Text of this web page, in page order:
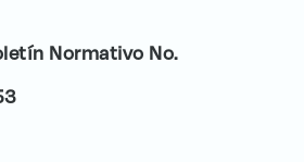
Normativo No.